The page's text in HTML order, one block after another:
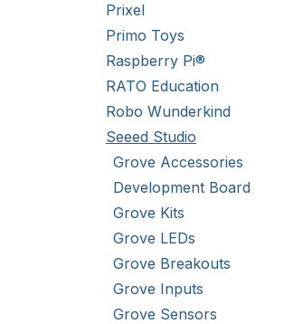
Prixel
Primo Toys
Raspberry Pi®
RATO Education
Robo Wunderkind
Seeed Studio
Grove Accessories
Development Board
Grove Kits
Grove LEDs
Grove Breakouts
Grove Inputs
Grove Sensors